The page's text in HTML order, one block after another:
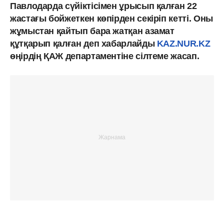
Павлодарда сүйіктісімен ұрысып қалған 22
жастағы бойжеткен көпірден секіріп кетті. Оны
жұмыстан қайтып бара жатқан азамат
құтқарып қалған деп хабарлайдыKAZ.NUR.KZ
өңірдің ҚАЖ департаментіне сілтеме жасап.